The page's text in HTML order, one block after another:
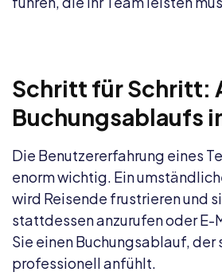
Schritt für Schritt:
Buchungsablaufs
Die Benutzererfahrung eines
enorm wichtig. Ein
wird Reisende frustrieren und
stattdessen anzurufen oder E-
Sie einen Buchungsablauf, der
professionell anfühlt.